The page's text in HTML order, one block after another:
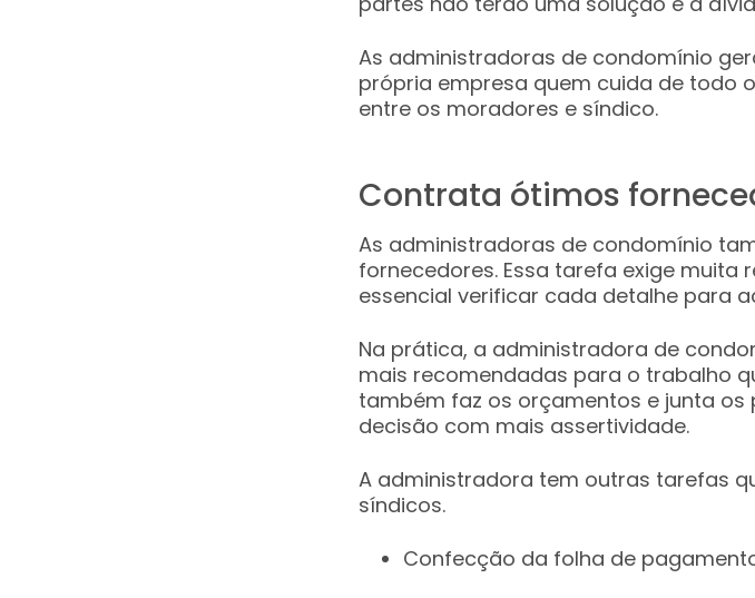
As administradoras de condomínio
própria empresa quem cuida de todo
entre os moradores e síndico.
Contrata ótimos
As administradoras de condomínio
fornecedores. Essa tarefa exige muita
essencial verificar cada detalhe para
Na prática, a administradora de
mais recomendadas para o trabalho
também faz os orçamentos e junta
decisão com mais assertividade.
A administradora tem outras tarefas
síndicos.
Confecção da folha de